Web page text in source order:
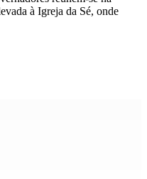
à Igreja da Sé, onde